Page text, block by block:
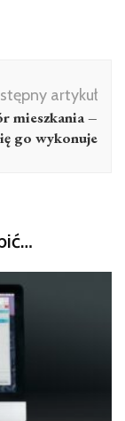
artykuł
mieszkania –
go wykonuje